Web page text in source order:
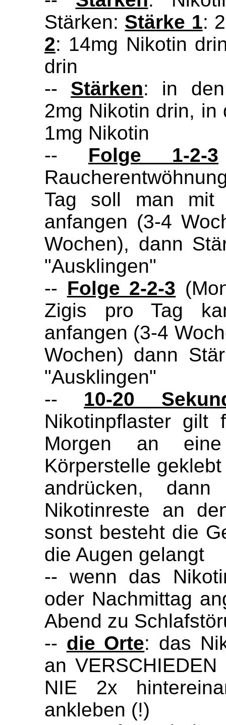
Stärken: Stärke 1:
2: 14mg Nikotin
drin
-- Stärken: in den
2mg Nikotin drin, in
1mg Nikotin
-- Folge 1-2-3
Tag soll man mit
anfangen (3-4
Wochen), dann
"Ausklingen"
-- Folge 2-2-3
Zigis pro Tag
anfangen (3-4
Wochen) dann
"Ausklingen"
-- 10-20
Nikotinpflaster
Morgen an eine
Körperstelle
andrücken,
Nikotinreste an
sonst besteht die
die Augen gelangt
-- wenn das
oder Nachmittag
Abend zu
-- die Orte: das
an
NIE 2x
ankleben (!)